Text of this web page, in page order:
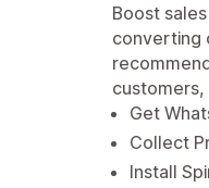
Boost
converting
customers,
Get
Collect
Install